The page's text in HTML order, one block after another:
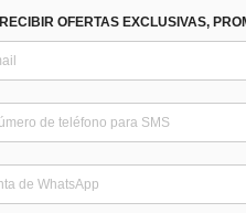
OFERTAS EXCLUSIVAS,